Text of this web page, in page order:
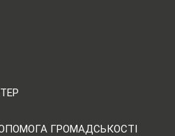
ГРОМАДСЬКОСТІ